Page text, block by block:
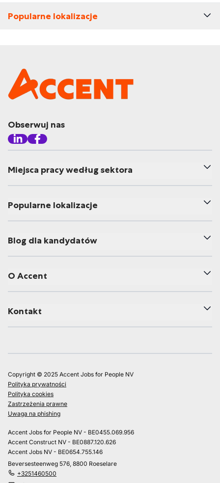
Popularne lokalizacje
Obserwuj nas
Miejsca pracy według sektora
Popularne lokalizacje
Blog dla kandydatów
O Accent
Kontakt
Copyright © 2025 Accent Jobs for People NV
Polityka prywatności
Polityka cookies
Zastrzeżenia prawne
Uwaga na phishing
Accent Jobs for People NV - BE0455.069.956
Accent Construct NV - BE0887.120.626
Accent Jobs NV - BE0654.755.146
Beversesteenweg 576, 8800 Roeselare
+3251460500